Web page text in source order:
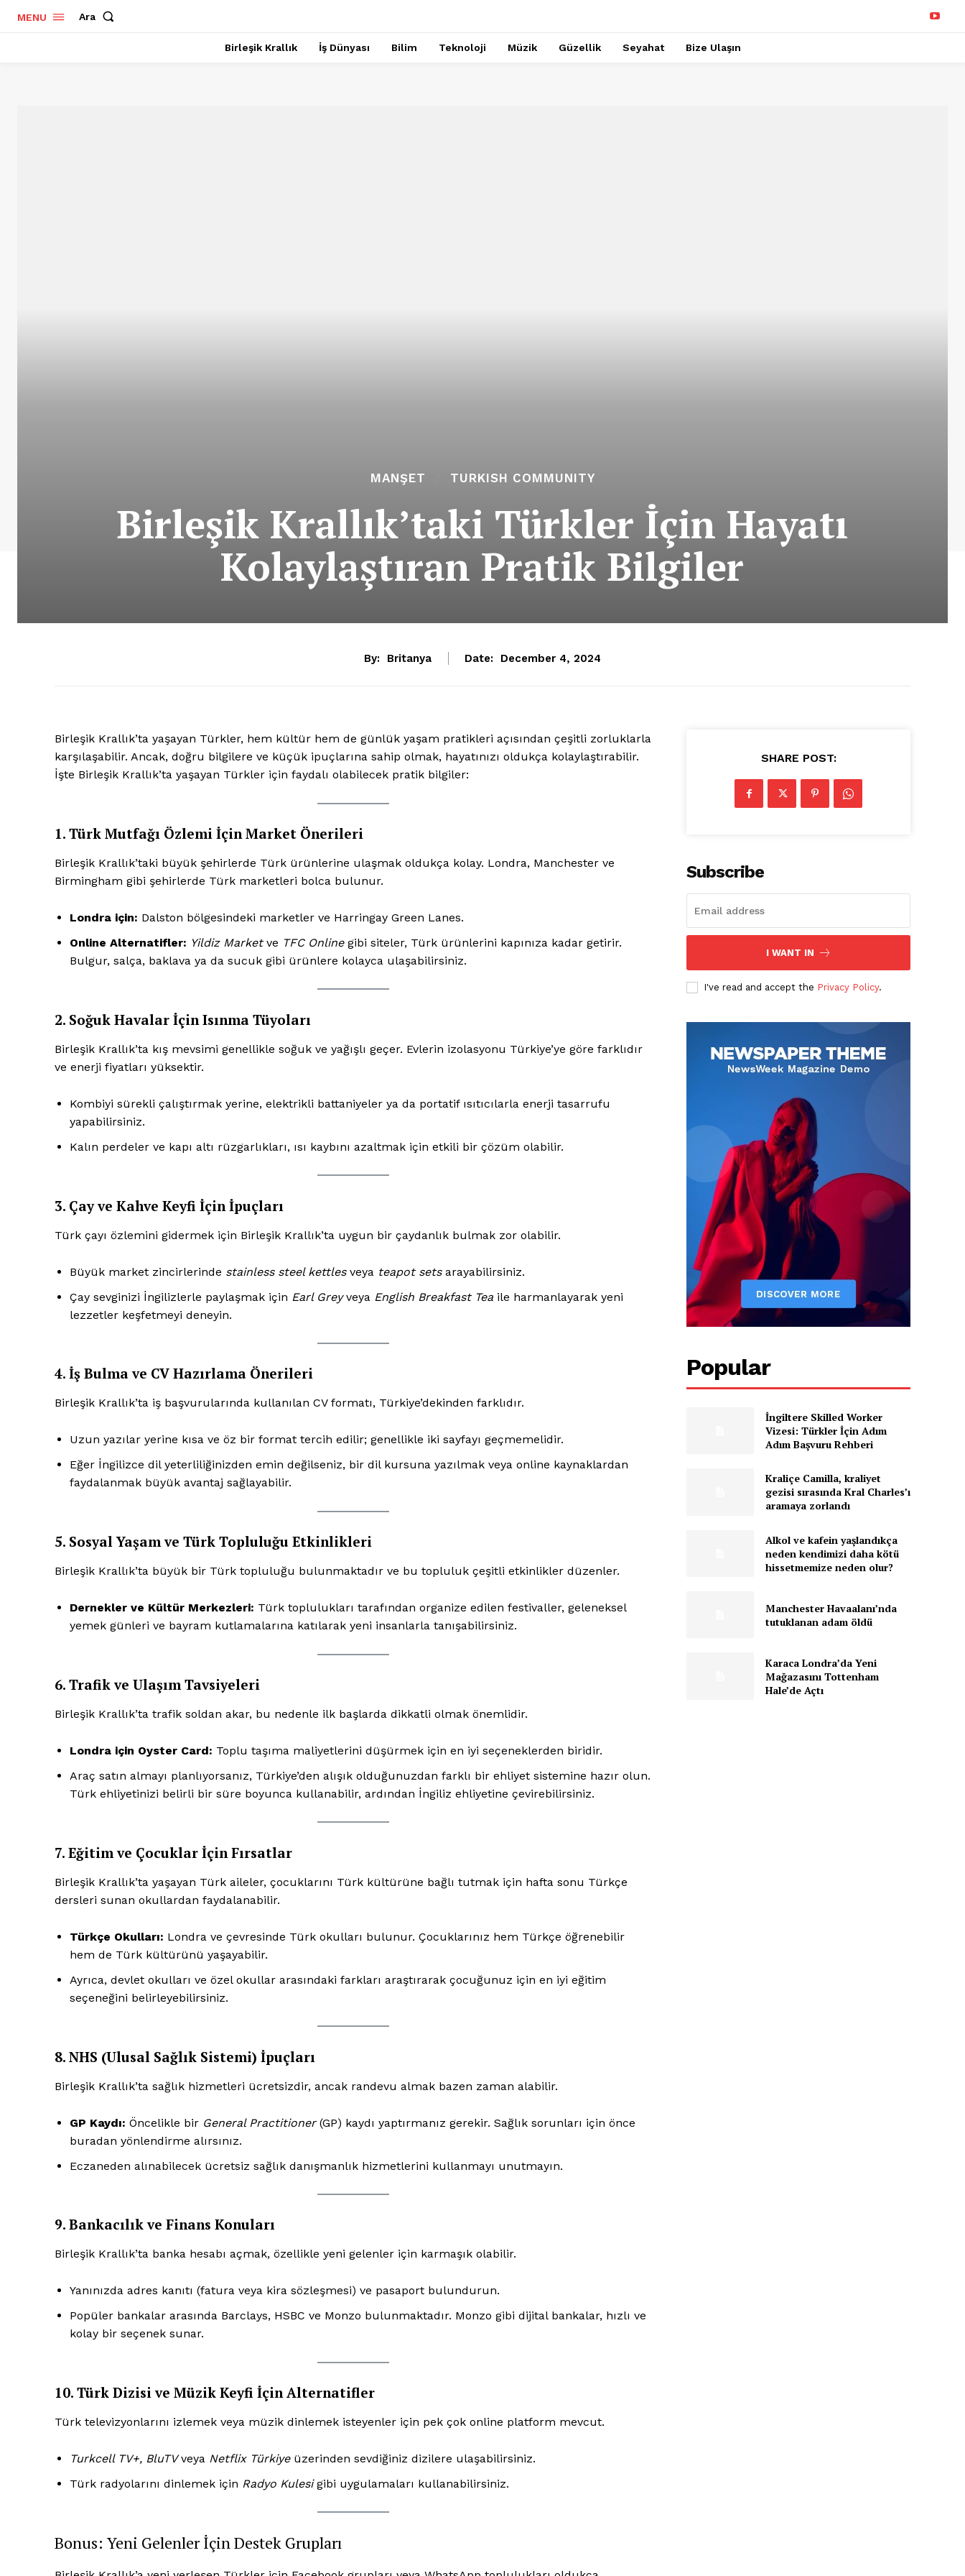
SUBSCRIBE NOW
Company
MENU Ara
Birleşik Krallık İş Dünyası Bilim Teknoloji Müzik Güzellik Seyahat Bize Ulaşın
MANŞET TURKISH COMMUNITY
Birleşik Krallık’taki Türkler İçin Hayatı
Kolaylaştıran Pratik Bilgiler
By: Britanya Date: December 4, 2024
Birleşik Krallık’ta yaşayan Türkler, hem kültür hem de günlük yaşam pratikleri açısından çeşitli zorluklarla
karşılaşabilir. Ancak, doğru bilgilere ve küçük ipuçlarına sahip olmak, hayatınızı oldukça kolaylaştırabilir.
İşte Birleşik Krallık’ta yaşayan Türkler için faydalı olabilecek pratik bilgiler:
1. Türk Mutfağı Özlemi İçin Market Önerileri
Birleşik Krallık’taki büyük şehirlerde Türk ürünlerine ulaşmak oldukça kolay. Londra, Manchester ve
Birmingham gibi şehirlerde Türk marketleri bolca bulunur.
Londra için: Dalston bölgesindeki marketler ve Harringay Green Lanes.
Online Alternatifler: Yildiz Marketve TFC Onlinegibi siteler, Türk ürünlerini kapınıza kadar getirir.
Bulgur, salça, baklava ya da sucuk gibi ürünlere kolayca ulaşabilirsiniz.
2. Soğuk Havalar İçin Isınma Tüyoları
Birleşik Krallık’ta kış mevsimi genellikle soğuk ve yağışlı geçer. Evlerin izolasyonu Türkiye’ye göre farklıdır
ve enerji fiyatları yüksektir.
Kombiyi sürekli çalıştırmak yerine, elektrikli battaniyeler ya da portatif ısıtıcılarla enerji tasarrufu
yapabilirsiniz.
Kalın perdeler ve kapı altı rüzgarlıkları, ısı kaybını azaltmak için etkili bir çözüm olabilir.
3. Çay ve Kahve Keyfi İçin İpuçları
Türk çayı özlemini gidermek için Birleşik Krallık’ta uygun bir çaydanlık bulmak zor olabilir.
Büyük market zincirlerinde stainless steel kettlesveya teapot setsarayabilirsiniz.
Çay sevginizi İngilizlerle paylaşmak için Earl Greyveya English Breakfast Tea ile harmanlayarak yeni
lezzetler keşfetmeyi deneyin.
4. İş Bulma ve CV Hazırlama Önerileri
Birleşik Krallık’ta iş başvurularında kullanılan CV formatı, Türkiye’dekinden farklıdır.
Uzun yazılar yerine kısa ve öz bir format tercih edilir; genellikle iki sayfayı geçmemelidir.
Eğer İngilizce dil yeterliliğinizden emin değilseniz, bir dil kursuna yazılmak veya online kaynaklardan
faydalanmak büyük avantaj sağlayabilir.
5. Sosyal Yaşam ve Türk Topluluğu Etkinlikleri
Birleşik Krallık’ta büyük bir Türk topluluğu bulunmaktadır ve bu topluluk çeşitli etkinlikler düzenler.
Dernekler ve Kültür Merkezleri: Türk toplulukları tarafından organize edilen festivaller, geleneksel
yemek günleri ve bayram kutlamalarına katılarak yeni insanlarla tanışabilirsiniz.
6. Trafik ve Ulaşım Tavsiyeleri
Birleşik Krallık’ta trafik soldan akar, bu nedenle ilk başlarda dikkatli olmak önemlidir.
Londra için Oyster Card: Toplu taşıma maliyetlerini düşürmek için en iyi seçeneklerden biridir.
Araç satın almayı planlıyorsanız, Türkiye’den alışık olduğunuzdan farklı bir ehliyet sistemine hazır olun.
Türk ehliyetinizi belirli bir süre boyunca kullanabilir, ardından İngiliz ehliyetine çevirebilirsiniz.
7. Eğitim ve Çocuklar İçin Fırsatlar
Birleşik Krallık’ta yaşayan Türk aileler, çocuklarını Türk kültürüne bağlı tutmak için hafta sonu Türkçe
dersleri sunan okullardan faydalanabilir.
Türkçe Okulları: Londra ve çevresinde Türk okulları bulunur. Çocuklarınız hem Türkçe öğrenebilir
hem de Türk kültürünü yaşayabilir.
Ayrıca, devlet okulları ve özel okullar arasındaki farkları araştırarak çocuğunuz için en iyi eğitim
seçeneğini belirleyebilirsiniz.
8. NHS (Ulusal Sağlık Sistemi) İpuçları
Birleşik Krallık’ta sağlık hizmetleri ücretsizdir, ancak randevu almak bazen zaman alabilir.
GP Kaydı: Öncelikle bir General Practitioner(GP) kaydı yaptırmanız gerekir. Sağlık sorunları için önce
buradan yönlendirme alırsınız.
Eczaneden alınabilecek ücretsiz sağlık danışmanlık hizmetlerini kullanmayı unutmayın.
9. Bankacılık ve Finans Konuları
Birleşik Krallık’ta banka hesabı açmak, özellikle yeni gelenler için karmaşık olabilir.
Yanınızda adres kanıtı (fatura veya kira sözleşmesi) ve pasaport bulundurun.
Popüler bankalar arasında Barclays, HSBC ve Monzo bulunmaktadır. Monzo gibi dijital bankalar, hızlı ve
kolay bir seçenek sunar.
10. Türk Dizisi ve Müzik Keyfi İçin Alternatifler
Türk televizyonlarını izlemek veya müzik dinlemek isteyenler için pek çok online platform mevcut.
Turkcell TV+, BluTVveya Netflix Türkiyeüzerinden sevdiğiniz dizilere ulaşabilirsiniz.
Türk radyolarını dinlemek için Radyo Kulesigibi uygulamaları kullanabilirsiniz.
Bonus: Yeni Gelenler İçin Destek Grupları
SHARE POST:
Subscribe
I WANT IN
I've read and accept the Privacy Policy.
Popular
İngiltere Skilled Worker
Vizesi: Türkler İçin Adım
Adım Başvuru Rehberi
Kraliçe Camilla, kraliyet
gezisi sırasında Kral Charles’ı
aramaya zorlandı
Alkol ve kafein yaşlandıkça
neden kendimizi daha kötü
hissetmemize neden olur?
Manchester Havaalanı’nda
tutuklanan adam öldü
Karaca Londra’da Yeni
Mağazasını Tottenham
Hale’de Açtı